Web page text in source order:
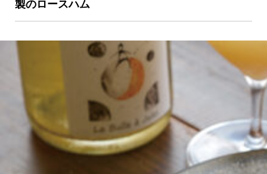
京都おやつクラブ
私と店のはなし
今月の京みやげ
製のロースハム